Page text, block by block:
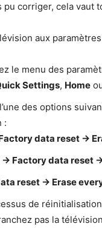
pu corriger, cela vaut
aux paramètres
le menu des
Settings, Home
des options
:
data reset →
Factory data reset
reset → Erase
de
pas la